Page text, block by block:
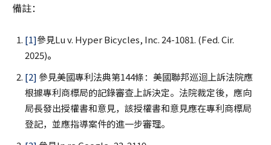
備註：
[1]參見Lu v. Hyper Bicycles, Inc. 24-1081. (Fed. Cir.
2025)。
[2]參見美國專利法典第144條：美國聯邦巡迴上訴法院應
根據專利商標局的記錄審查上訴決定。法院裁定後，應向
局長發出授權書和意見，該授權書和意見應在專利商標局
登記，並應指導案件的進一步審理。